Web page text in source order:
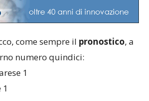
come sempre il pronostico, a
numero quindici:
1